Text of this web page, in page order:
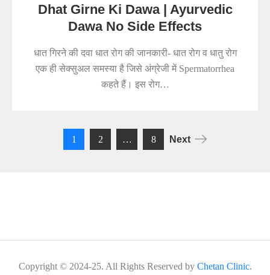
Dhat Girne Ki Dawa | Ayurvedic
Dawa No Side Effects
धात गिरने की दवा धात रोग की जानकारी- धात रोग व धातु रोग
एक ही सेक्सुअल समस्या है जिसे अंग्रेजी में Spermatorrhea
कहते हैं। इस रोग…
1 2 … 8 Next
Copyright © 2024-25. All Rights Reserved by Chetan Clinic.